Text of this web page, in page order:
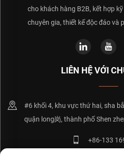
cho khách hàng B2B, kết hợp
chuyên gia, thiết kế độc đáo và
LIÊN HỆ VỚI
#6 khối 4, khu vực thứ hai, sha
quận long岗, thành phố Shen
+86-133